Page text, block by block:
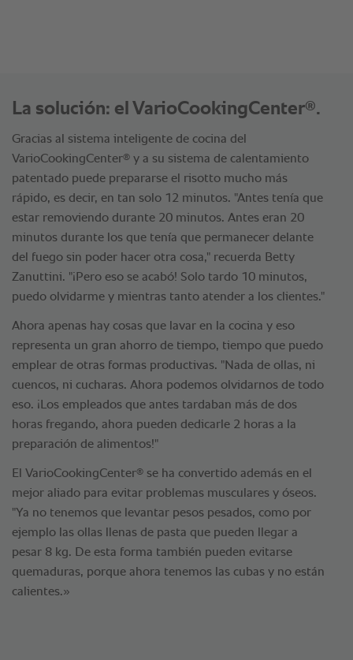
La solución: el VarioCookingCenter®.
Gracias al sistema inteligente de cocina del
VarioCookingCenter® y a su sistema de calentamiento
patentado puede prepararse el risotto mucho más
rápido, es decir, en tan solo 12 minutos. "Antes tenía que
estar removiendo durante 20 minutos. Antes eran 20
minutos durante los que tenía que permanecer delante
del fuego sin poder hacer otra cosa," recuerda Betty
Zanuttini. "¡Pero eso se acabó! Solo tardo 10 minutos,
puedo olvidarme y mientras tanto atender a los clientes."
Ahora apenas hay cosas que lavar en la cocina y eso
representa un gran ahorro de tiempo, tiempo que puedo
emplear de otras formas productivas. "Nada de ollas, ni
cuencos, ni cucharas. Ahora podemos olvidarnos de todo
eso. ¡Los empleados que antes tardaban más de dos
horas fregando, ahora pueden dedicarle 2 horas a la
preparación de alimentos!"
El VarioCookingCenter® se ha convertido además en el
mejor aliado para evitar problemas musculares y óseos.
"Ya no tenemos que levantar pesos pesados, como por
ejemplo las ollas llenas de pasta que pueden llegar a
pesar 8 kg. De esta forma también pueden evitarse
quemaduras, porque ahora tenemos las cubas y no están
calientes.»